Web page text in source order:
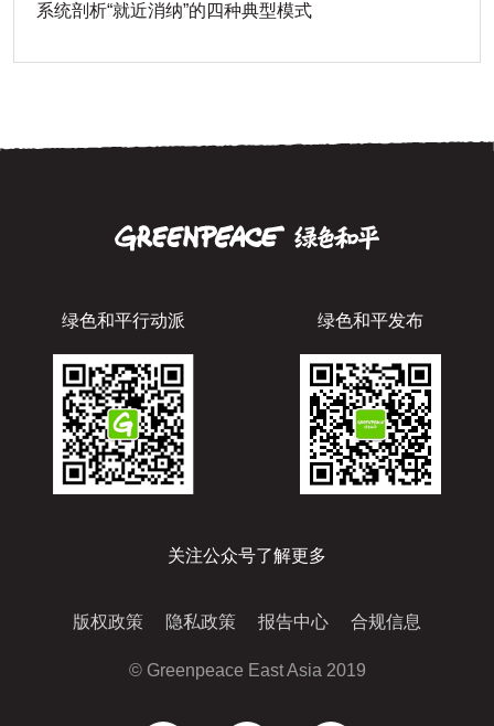
系统剖析“就近消纳”的四种典型模式
绿色和平行动派 绿色和平发布
关注公众号了解更多
版权政策 隐私政策 报告中心 合规信息
© Greenpeace East Asia 2019